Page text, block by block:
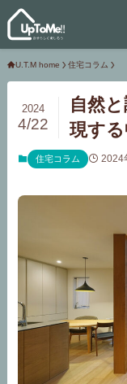
U.T.M home 住宅コラム
自然
現す
2024
4/22
住宅コラム 2024